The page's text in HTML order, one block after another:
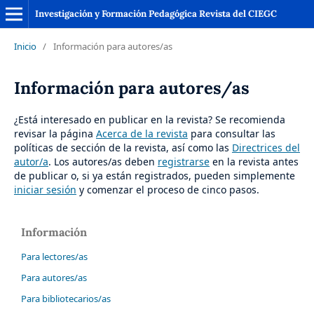
Investigación y Formación Pedagógica Revista del CIEGC
Inicio / Información para autores/as
Información para autores/as
¿Está interesado en publicar en la revista? Se recomienda
revisar la página Acerca de la revista para consultar las
políticas de sección de la revista, así como las Directrices del
autor/a. Los autores/as deben registrarseen la revista antes
de publicar o, si ya están registrados, pueden simplemente
iniciar sesión y comenzar el proceso de cinco pasos.
Información
Para lectores/as
Para autores/as
Para bibliotecarios/as